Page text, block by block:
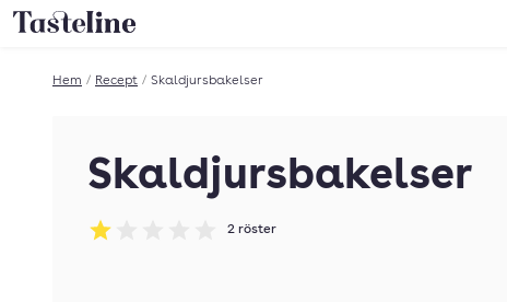
Till Tastelines startsida
Hem / Recept / Skaldjursbakelser
Skaldjursbakelser
Betyg: 1 av 5
2 röster